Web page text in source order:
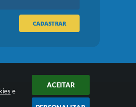
e
ACEITAR
CADASTRAR